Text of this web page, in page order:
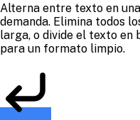
Alterna entre texto en
demanda. Elimina todos
larga, o divide el texto en
para un formato limpio.